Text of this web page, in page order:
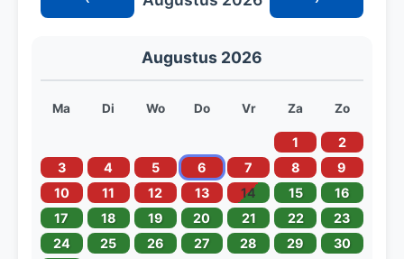
Augustus 2026
Ma Di Wo Do Vr Za Zo
1
2
3
4 5 6 7 8
9
10
11 12 13 14 15
16
17
18 19 20 21 22
23
24
25 26 27 28 29
30